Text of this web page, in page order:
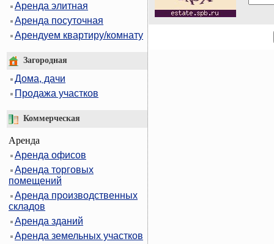
Аренда элитная
Аренда посуточная
Арендуем квартиру/комнату
Загородная
Дома, дачи
Продажа участков
Коммерческая
Аренда
Аренда офисов
Аренда торговых
помещений
Аренда производственных
складов
Аренда зданий
Аренда земельных участков